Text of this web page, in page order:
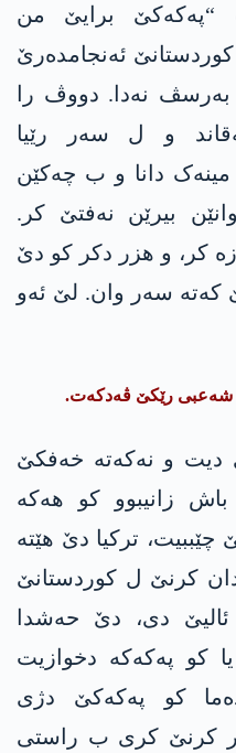
“پەکەکێ برایێ من
ئەنجامدەرێ
بەرسڤ نەدا. دووڤ را
و ل سەر رێیا
دانا و ب چەکێن
بیرێن نەفتێ کر.
کر، و هزر دکر کو دێ
کەتە سەر وان. لێ ئەو
شەعبی رێکێ ڤەدکەت.
دیت و نەکەتە خەفکێ
باش زانیبوو کو ھەکە
ترکیا دێ هێتە
کرنێ ل کوردستانێ
دی، دێ حەشدا
کو پەکەکە دخوازیت
کو پەکەکێ دژی
کرنێ کری ب راستی